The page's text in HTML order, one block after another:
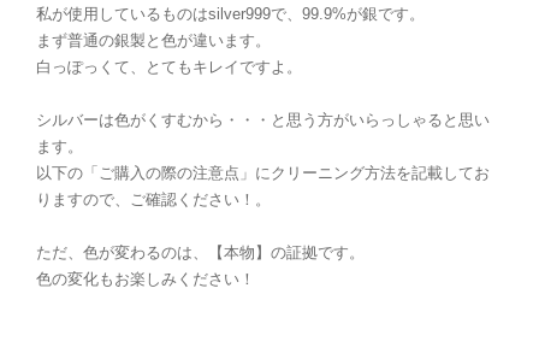
私が使用しているものはsilver999で、99.9%が銀です。
まず普通の銀製と色が違います。
白っぽっくて、とてもキレイですよ。
シルバーは色がくすむから・・・と思う方がいらっしゃると思い
ます。
以下の「ご購入の際の注意点」にクリーニング方法を記載してお
りますので、ご確認ください！。
ただ、色が変わるのは、【本物】の証拠です。
色の変化もお楽しみください！